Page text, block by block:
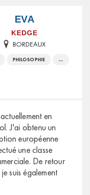
EVA
KEDGE
BORDEAUX
PHILOSOPHIE ...
en
J'ai obtenu un
européenne
une classe
De retour
suis également